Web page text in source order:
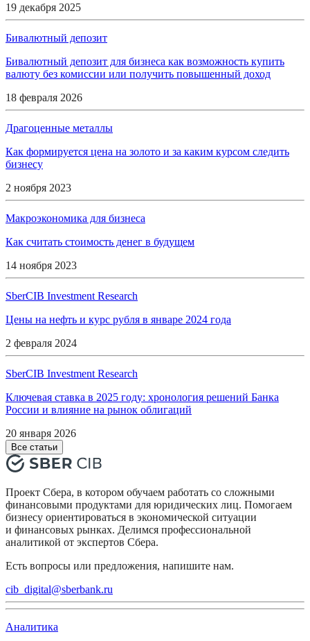
19 декабря 2025
Бивалютный депозит
Бивалютный депозит для бизнеса как возможность купить
валюту без комиссии или получить повышенный доход
18 февраля 2026
Драгоценные металлы
Как формируется цена на золото и за каким курсом следить
бизнесу
2 ноября 2023
Макроэкономика для бизнеса
Как считать стоимость денег в будущем
14 ноября 2023
SberCIB Investment Research
Цены на нефть и курс рубля в январе 2024 года
2 февраля 2024
SberCIB Investment Research
Ключевая ставка в 2025 году: хронология решений Банка
России и влияние на рынок облигаций
20 января 2026
Все статьи
Проект Сбера, в котором обучаем работать со сложными
финансовыми продуктами для юридических лиц. Помогаем
бизнесу ориентироваться в экономической ситуации
и финансовых рынках. Делимся профессиональной
аналитикой от экспертов Сбера.
Есть вопросы или предложения, напишите нам.
cib_digital@sberbank.ru
Аналитика